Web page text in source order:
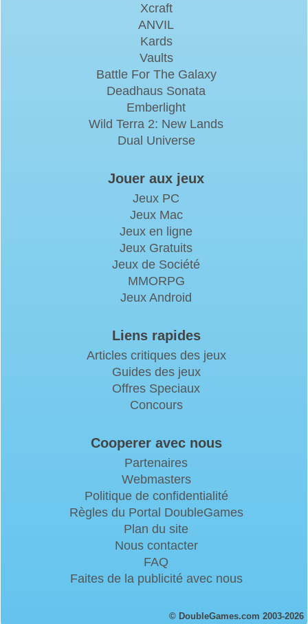
Xcraft
ANVIL
Kards
Vaults
Battle For The Galaxy
Deadhaus Sonata
Emberlight
Wild Terra 2: New Lands
Dual Universe
Jouer aux jeux
Jeux PC
Jeux Mac
Jeux en ligne
Jeux Gratuits
Jeux de Société
MMORPG
Jeux Android
Liens rapides
Articles critiques des jeux
Guides des jeux
Offres Speciaux
Concours
Cooperer avec nous
Partenaires
Webmasters
Politique de confidentialité
Règles du Portal DoubleGames
Plan du site
Nous contacter
FAQ
Faites de la publicité avec nous
© DoubleGames.com 2003-2026